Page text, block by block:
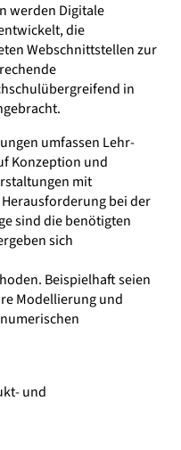
werden Digitale
die
Webschnittstellen zur
in
umfassen Lehr-
Konzeption und
mit
bei der
sind die benötigten
sich
Beispielhaft seien
Modellierung und
und